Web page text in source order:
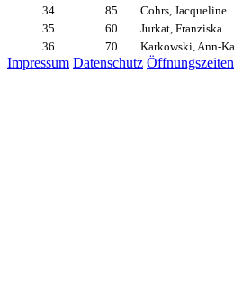
Impressum Datenschutz Öffnungszeiten